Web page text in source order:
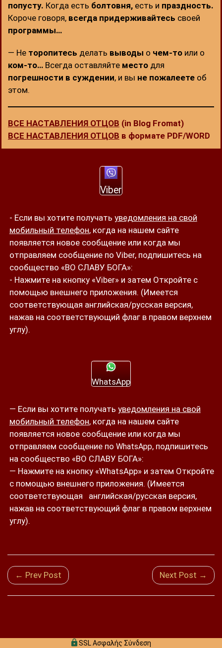
попусту. Когда есть болтовня, есть и праздность.
Короче говоря, всегда придерживайтесь своей
программы…
— Не торопитесь делать выводы о чем-то или о
ком-то… Всегда оставляйте место для
погрешности в суждении, и вы не пожалеете об
этом.
ВСЕ НАСТАВЛЕНИЯ ОТЦОВ (in Blog Fromat)
ВСЕ НАСТАВЛЕНИЯ ОТЦОВ в формате PDF/WORD
Viber
- Если вы хотите получать уведомления на свой
мобильный телефон, когда на нашем сайте
появляется новое сообщение или когда мы
отправляем сообщение по Viber, подпишитесь на
сообщество «ВО СЛАВУ БОГА»:
- Нажмите на кнопку «Viber» и затем Откройте с
помощью внешнего приложения. (Имеется
соответствующая английская/русская версия,
нажав на соответствующий флаг в правом верхнем
углу).
WhatsApp
— Если вы хотите получать уведомления на свой
мобильный телефон, когда на нашем сайте
появляется новое сообщение или когда мы
отправляем сообщение по WhatsApp, подпишитесь
на сообщество «ВО СЛАВУ БОГА»:
— Нажмите на кнопку «WhatsApp» и затем Откройте
с помощью внешнего приложения. (Имеется
соответствующая английская/русская версия,
нажав на соответствующий флаг в правом верхнем
углу).
← Prev Post Next Post →
SSL Ασφαλής Σύνδεση